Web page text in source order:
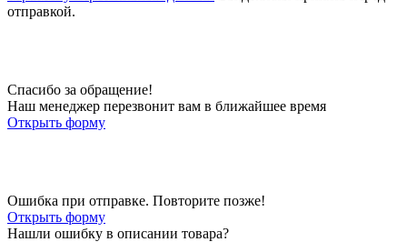
отправкой.
Спасибо за обращение!
Наш менеджер перезвонит вам в ближайшее время
Открыть форму
Ошибка при отправке. Повторите позже!
Открыть форму
Нашли ошибку в описании товара?